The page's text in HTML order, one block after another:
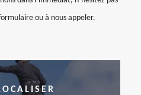
ou à nous appeler.